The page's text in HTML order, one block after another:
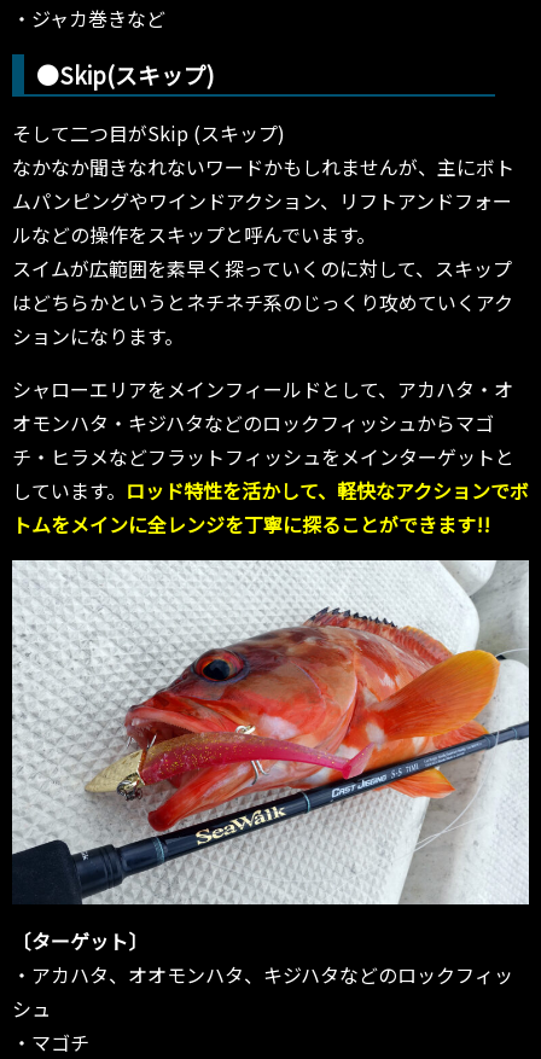
・ジャカ巻きなど
●Skip(スキップ)
そして二つ目がSkip (スキップ)
なかなか聞きなれないワードかもしれませんが、主にボト
ムパンピングやワインドアクション、リフトアンドフォー
ルなどの操作をスキップと呼んでいます。
スイムが広範囲を素早く探っていくのに対して、スキップ
はどちらかというとネチネチ系のじっくり攻めていくアク
ションになります。
シャローエリアをメインフィールドとして、アカハタ・オ
オモンハタ・キジハタなどのロックフィッシュからマゴ
チ・ヒラメなどフラットフィッシュをメインターゲットと
しています。 ロッド特性を活かして、軽快なアクションでボ
トムをメインに全レンジを丁寧に探ることができます!!
〔ターゲット〕
・アカハタ、オオモンハタ、キジハタなどのロックフィッ
シュ
・マゴチ